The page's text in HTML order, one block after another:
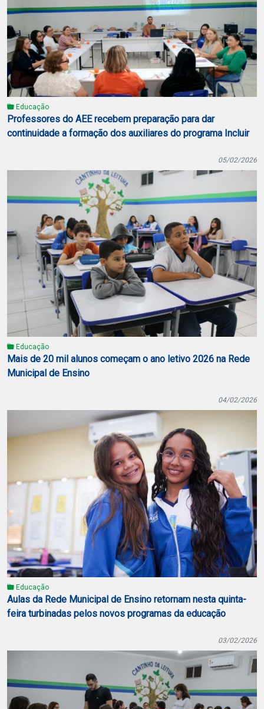
Educação
Professores do AEE recebem preparação para dar
continuidade a formação dos auxiliares do programa Incluir
05/02/2026
Educação
Mais de 20 mil alunos começam o ano letivo 2026 na Rede
Municipal de Ensino
04/02/2026
Educação
Aulas da Rede Municipal de Ensino retornam nesta quinta-
feira turbinadas pelos novos programas da educação
03/02/2026